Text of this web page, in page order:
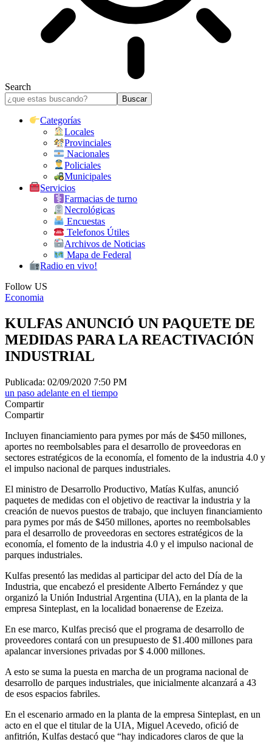
Search
Categorías
Locales
Provinciales
Nacionales
Policiales
Municipales
Servicios
Farmacias de turno
Necrológicas
Encuestas
Telefonos Útiles
Archivos de Noticias
Mapa de Federal
Radio en vivo!
Follow US
Economia
KULFAS ANUNCIÓ UN PAQUETE DE
MEDIDAS PARA LA REACTIVACIÓN
INDUSTRIAL
Publicada: 02/09/2020 7:50 PM
un paso adelante en el tiempo
Compartir
Compartir
Incluyen financiamiento para pymes por más de $450 millones,
aportes no reembolsables para el desarrollo de proveedoras en
sectores estratégicos de la economía, el fomento de la industria 4.0 y
el impulso nacional de parques industriales.
El ministro de Desarrollo Productivo, Matías Kulfas, anunció
paquetes de medidas con el objetivo de reactivar la industria y la
creación de nuevos puestos de trabajo, que incluyen financiamiento
para pymes por más de $450 millones, aportes no reembolsables
para el desarrollo de proveedoras en sectores estratégicos de la
economía, el fomento de la industria 4.0 y el impulso nacional de
parques industriales.
Kulfas presentó las medidas al participar del acto del Día de la
Industria, que encabezó el presidente Alberto Fernández y que
organizó la Unión Industrial Argentina (UIA), en la planta de la
empresa Sinteplast, en la localidad bonaerense de Ezeiza.
En ese marco, Kulfas precisó que el programa de desarrollo de
proveedores contará con un presupuesto de $1.400 millones para
apalancar inversiones privadas por $ 4.000 millones.
A esto se suma la puesta en marcha de un programa nacional de
desarrollo de parques industriales, que inicialmente alcanzará a 43
de esos espacios fabriles.
En el escenario armado en la planta de la empresa Sinteplast, en un
acto en el que el titular de la UIA, Miguel Acevedo, ofició de
anfitrión, Kulfas destacó que “hay indicadores claros de que la